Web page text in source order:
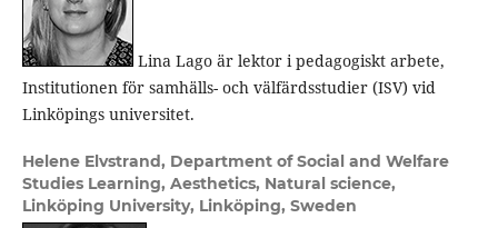
Lina Lago är lektor i pedagogiskt arbete,
Institutionen för samhälls- och välfärdsstudier (ISV) vid
Linköpings universitet.
Helene Elvstrand, Department of Social and Welfare
Studies Learning, Aesthetics, Natural science,
Linköping University, Linköping, Sweden